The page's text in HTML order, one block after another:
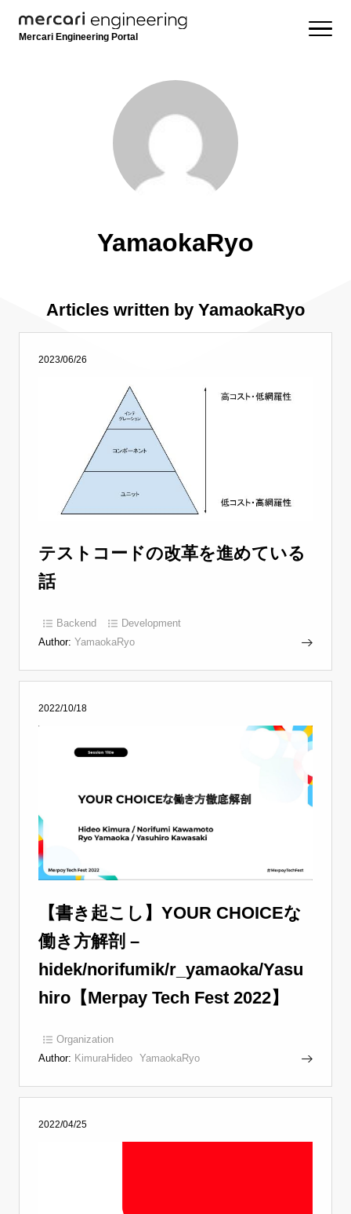
Mercari Engineering Portal
YamaokaRyo
Articles written by YamaokaRyo
2023/06/26
テストコードの改革を進めている
話
Backend
Development
Author: YamaokaRyo
2022/10/18
【書き起こし】YOUR CHOICEな
働き方解剖 –
hidek/norifumik/r_yamaoka/Yasu
hiro【Merpay Tech Fest 2022】
Organization
Author: KimuraHideo YamaokaRyo
2022/04/25